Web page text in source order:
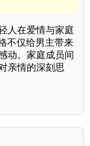
人在爱情与家庭
不仅给男主带来
动。家庭成员间
亲情的深刻思